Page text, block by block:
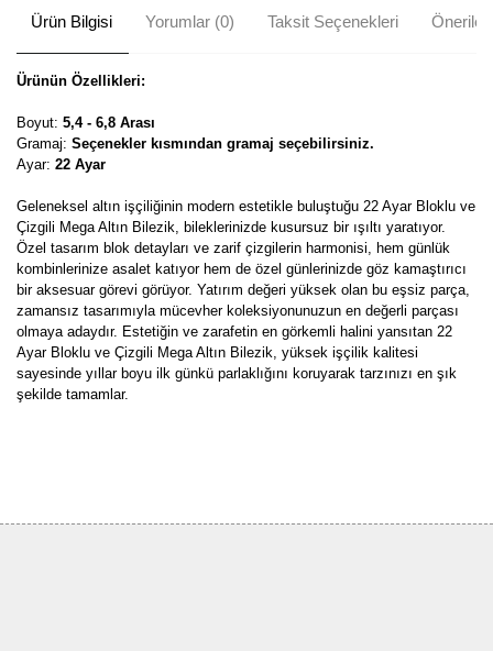
Ürün Bilgisi Yorumlar (0) Taksit Seçenekleri
Ürünün Özellikleri:
Boyut: 5,4 - 6,8 Arası
Gramaj: Seçenekler kısmından gramaj seçebilirsiniz.
Ayar: 22 Ayar
Geleneksel altın işçiliğinin modern estetikle buluştuğu 22 Ayar Bloklu ve
Çizgili Mega Altın Bilezik, bileklerinizde kusursuz bir ışıltı yaratıyor.
Özel tasarım blok detayları ve zarif çizgilerin harmonisi, hem günlük
kombinlerinize asalet katıyor hem de özel günlerinizde göz kamaştırıcı
bir aksesuar görevi görüyor. Yatırım değeri yüksek olan bu eşsiz parça,
zamansız tasarımıyla mücevher koleksiyonunuzun en değerli parçası
olmaya adaydır. Estetiğin ve zarafetin en görkemli halini yansıtan 22
Ayar Bloklu ve Çizgili Mega Altın Bilezik, yüksek işçilik kalitesi
sayesinde yıllar boyu ilk günkü parlaklığını koruyarak tarzınızı en şık
şekilde tamamlar.